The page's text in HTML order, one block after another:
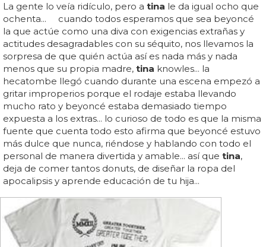
La gente lo veía ridículo, pero a tina le da igual ocho que
ochenta... cuando todos esperamos que sea beyoncé
la que actúe como una diva con exigencias extrañas y
actitudes desagradables con su séquito, nos llevamos la
sorpresa de que quién actúa así es nada más y nada
menos que su propia madre, tina knowles... la
hecatombe llegó cuando durante una escena empezó a
gritar improperios porque el rodaje estaba llevando
mucho rato y beyoncé estaba demasiado tiempo
expuesta a los extras... lo curioso de todo es que la misma
fuente que cuenta todo esto afirma que beyoncé estuvo
más dulce que nunca, riéndose y hablando con todo el
personal de manera divertida y amable... así que tina,
deja de comer tantos donuts, de diseñar la ropa del
apocalipsis y aprende educación de tu hija...